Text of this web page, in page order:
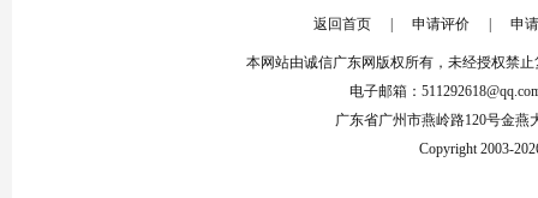
返回首页 申请评价 申
本网站由诚信广东网版权所有，未经授权禁
电子邮箱：
广东省广州市燕岭路120号金燕
Copyright 2003-